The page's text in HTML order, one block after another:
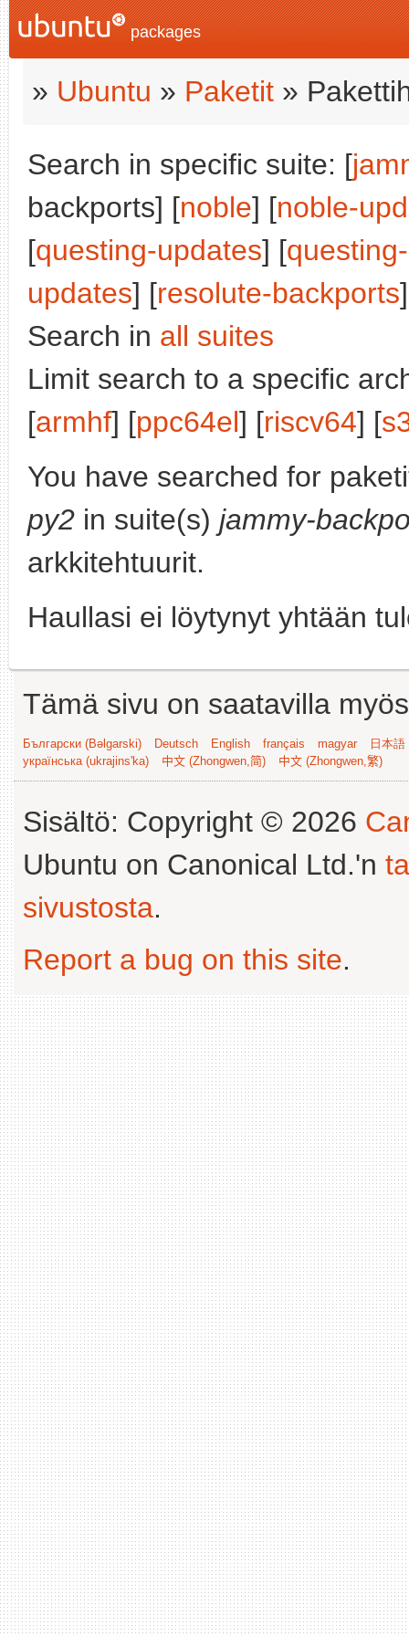
packages
» Ubuntu » Paketit »
Search in specific suite: [
backports] [noble] [noble-
[questing-updates] [
updates] [resolute-backports
Search in all suites
Limit search to a specific
[armhf] [ppc64el] [riscv64] [
You have searched for
py2 in suite(s) jammy-
arkkitehtuurit.
Haullasi ei löytynyt yhtään
Tämä sivu on saatavilla
Български (Bəlgarski) Deutsch English français magyar
日本
українська (ukrajins'ka)
中文 (Zhongwen,简) 中文 (Zhongwen,繁)
Sisältö: Copyright © 2026
Ubuntu on Canonical Ltd.'n
sivustosta.
Report a bug on this site.